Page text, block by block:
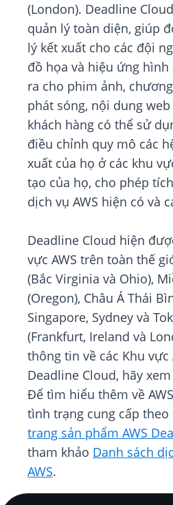
(London). Deadline
quản lý toàn diện, giúp
lý kết xuất cho các đội
đồ họa và hiệu ứng
ra cho phim ảnh,
phát sóng, nội dung
khách hàng có thể sử
điều chỉnh quy mô các
xuất của họ ở các khu
tạo của họ, cho phép
dịch vụ AWS hiện có và
Deadline Cloud hiện
vực AWS trên toàn thế
(Bắc Virginia và Ohio),
(Oregon), Châu Á Thái
Singapore, Sydney và
(Frankfurt, Ireland và
thông tin về các Khu vực
Deadline Cloud, hãy
Để tìm hiểu thêm về
tình trạng cung cấp theo
trang sản phẩm AWS
tham khảo Danh sách
AWS.